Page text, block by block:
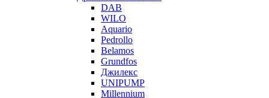
DAB
WILO
Aquario
Pedrollo
Belamos
Grundfos
Джилекс
UNIPUMP
Millennium